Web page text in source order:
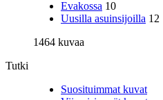
Evakossa 10
Uusilla asuinsijoilla 12
1464 kuvaa
Tutki
Suosituimmat kuvat